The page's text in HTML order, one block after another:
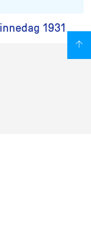
1931